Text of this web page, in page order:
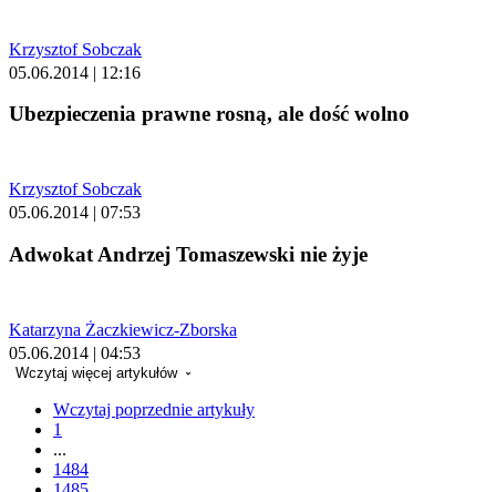
Krzysztof Sobczak
05.06.2014 | 12:16
Ubezpieczenia prawne rosną, ale dość wolno
Krzysztof Sobczak
05.06.2014 | 07:53
Adwokat Andrzej Tomaszewski nie żyje
Katarzyna Żaczkiewicz-Zborska
05.06.2014 | 04:53
Wczytaj więcej artykułów
Wczytaj poprzednie artykuły
1
...
1484